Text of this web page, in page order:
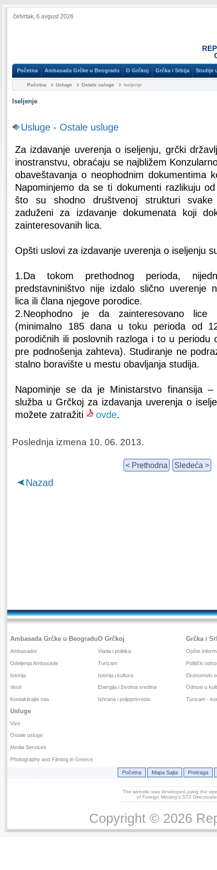
četvrtak, 6 avgust 2026
Početna Ambasada Grčke u Beogradu O Grčkoj Grčka i Srbija Studije
Početna Usluge Ostale usluge Iseljenje
Iseljenje
Usluge - Ostale usluge
Za izdavanje uverenja o iseljenju, grčki
inostranstvu, obraćaju se najbližem
obaveštavanja o neophodnim dokumentima
Napominjemo da se ti dokumenti razlikuju
što su shodno društvenoj strukturi
zaduženi za izdavanje dokumenata koji
zainteresovanih lica.
Opšti uslovi za izdavanje uverenja o iseljenju
1.Da tokom prethodnog perioda,
predstavniništvo nije izdalo slično uverenje
lica ili člana njegove porodice.
2.Neophodno je da zainteresovano lice
(minimalno 185 dana u toku perioda od
porodičnih ili poslovnih razloga i to u periodu
pre podnošenja zahteva). Studiranje ne
stalno boravište u mestu obavljanja studija.
Napominje se da je Ministarstvo finansija
služba u Grčkoj za izdavanja uverenja o
možete zatražiti
ovde.
Poslednja izmena 10. 06. 2013.
< Prethodna Sledeća >
Nazad
Ambasada Grčke u Beogradu
Ambasador
Odeljenja Ambasade
Istorija
Vesti
Kontaktirajte nas
O Grčkoj
Vlada i politika
Turizam
Istorija i kultura
Energija i životna sredina
Ishrana i poljoprivreda
Grčka i
Opšte
Politički
Ekonomski
Odnosi u
Turizam -
Usluge
Vize
Ostale usluge
Media Services
Photography and Filming in Greece
Početna Mapa Sajta Pretraga
The website was developed using the
of Foreign Ministry's ST2
Copyright © 2026